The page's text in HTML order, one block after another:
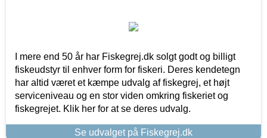
I mere end 50 år har Fiskegrej.dk solgt godt og billigt
fiskeudstyr til enhver form for fiskeri. Deres kendetegn
har altid været et kæmpe udvalg af fiskegrej, et højt
serviceniveau og en stor viden omkring fiskeriet og
fiskegrejet. Klik her for at se deres udvalg.
Se udvalget på Fiskegrej.dk